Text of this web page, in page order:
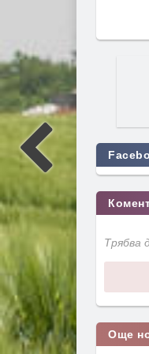
Трябва
Още